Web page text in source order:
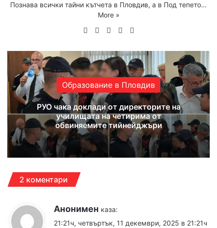
Познава всички тайни кътчета в Пловдив, а в Под тепето…
More »
WebsiteFacebook
X YouTube
Образование в Пловдив
РУО чака доклади от директорите на
училищата на четирима от
обвиняемите тийнейджъри
2 коментари
Анонимен каза:
21:21ч, четвъртък, 11 декември, 2025 в 21:21ч